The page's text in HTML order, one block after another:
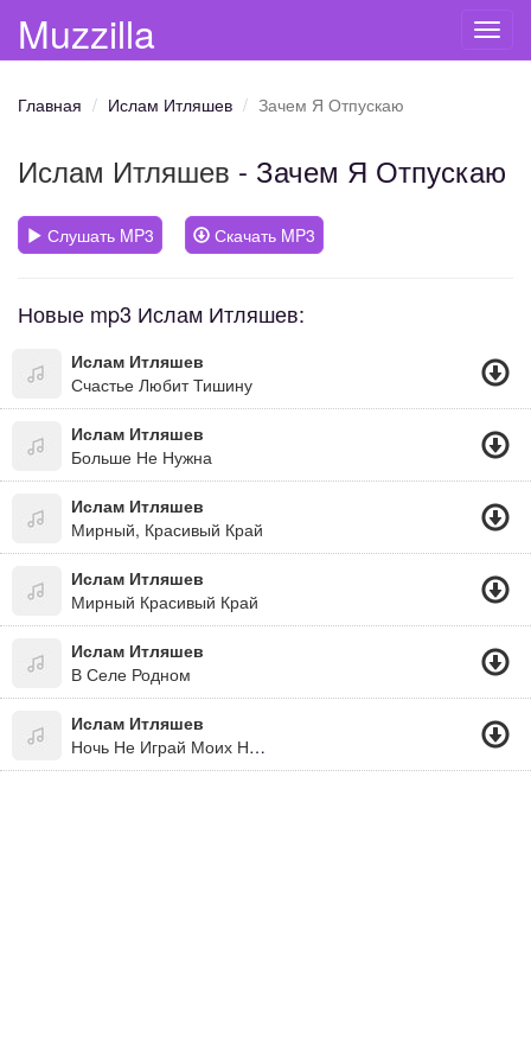
Muzzilla
Главная Ислам Итляшев Зачем Я Отпускаю
Ислам Итляшев - Зачем Я Отпускаю
Слушать MP3 Скачать MP3
Новые mp3 Ислам Итляшев:
Ислам Итляшев
Счастье Любит Тишину
Ислам Итляшев
Больше Не Нужна
Ислам Итляшев
Мирный, Красивый Край
Ислам Итляшев
Мирный Красивый Край
Ислам Итляшев
В Селе Родном
Ислам Итляшев
Ночь Не Играй Моих Нервах